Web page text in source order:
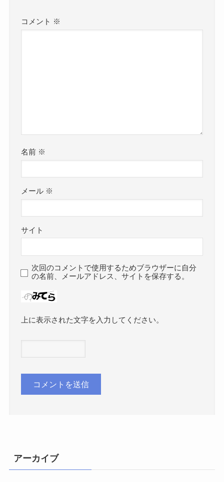
コメント ※
名前 ※
メール ※
サイト
次回のコメントで使用するためブラウザーに自分
の名前、メールアドレス、サイトを保存する。
上に表示された文字を入力してください。
アーカイブ